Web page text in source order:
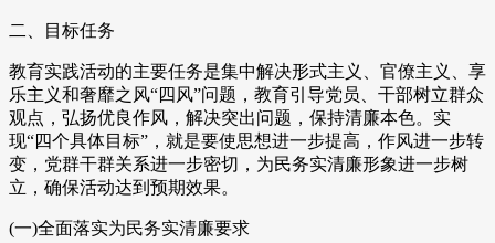
二、目标任务
教育实践活动的主要任务是集中解决形式主义、官僚主义、享
乐主义和奢靡之风“四风”问题，教育引导党员、干部树立群众
观点，弘扬优良作风，解决突出问题，保持清廉本色。实
现“四个具体目标”，就是要使思想进一步提高，作风进一步转
变，党群干群关系进一步密切，为民务实清廉形象进一步树
立，确保活动达到预期效果。
(一)全面落实为民务实清廉要求